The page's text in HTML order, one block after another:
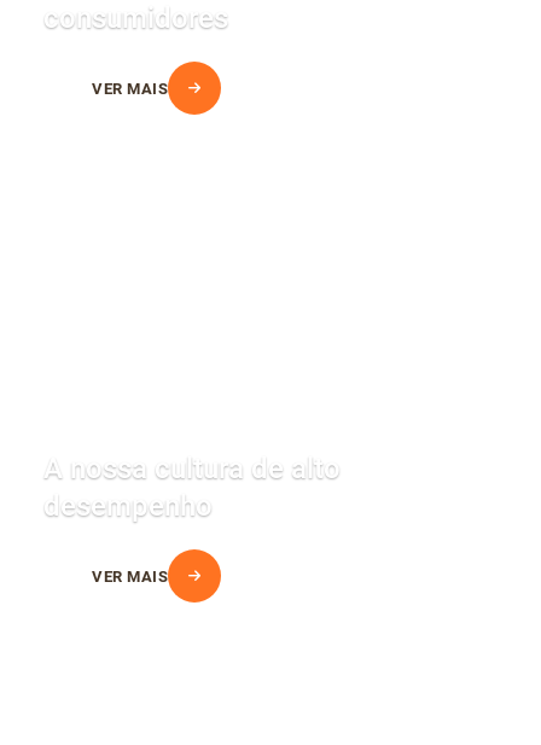
consumidores
VER MAIS
A nossa cultura de alto
desempenho
VER MAIS